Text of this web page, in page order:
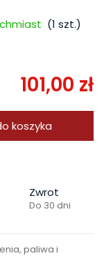
(1 szt.)
101,00 zł
koszyka
Zwrot
Do 30 dni
paliwa i